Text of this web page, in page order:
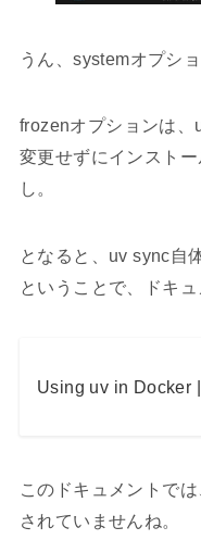
うん、systemオプシ
frozenオプションは、
変更せずにインスト
し。
となると、uv sync自
ということで、ドキ
Using uv in Docker
このドキュメントで
されていませんね。